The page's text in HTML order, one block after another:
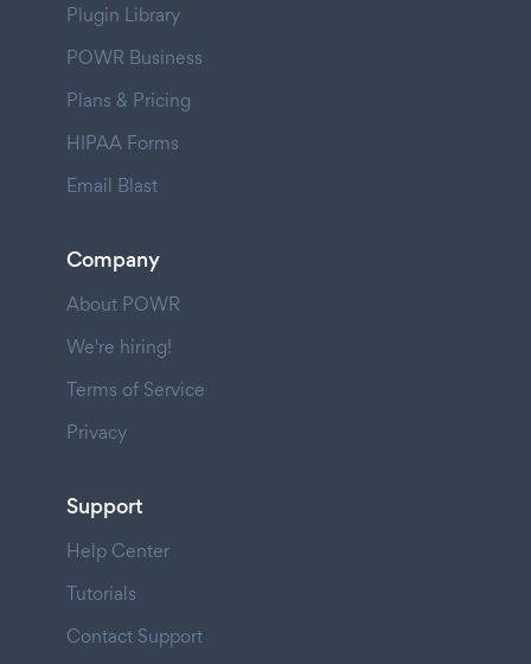
Plugin Library
POWR Business
Plans & Pricing
HIPAA Forms
Email Blast
Company
About POWR
We're hiring!
Terms of Service
Privacy
Support
Help Center
Tutorials
Contact Support